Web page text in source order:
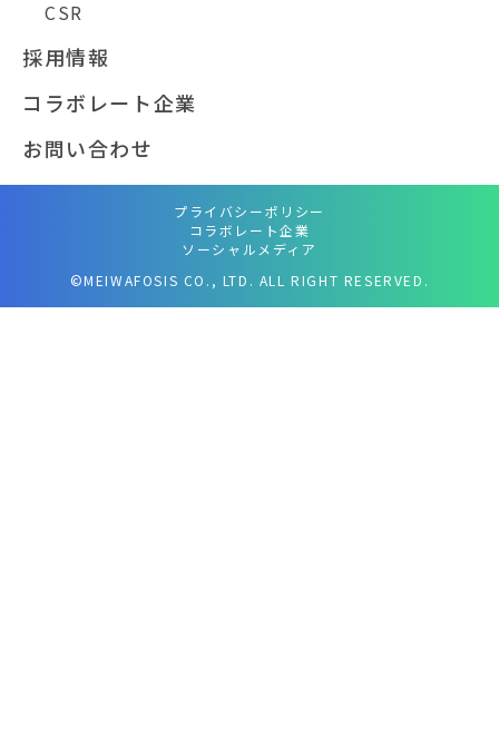
CSR
採用情報
コラボレート企業
お問い合わせ
プライバシーポリシー
コラボレート企業
ソーシャルメディア
©MEIWAFOSIS CO., LTD. ALL RIGHT RESERVED.